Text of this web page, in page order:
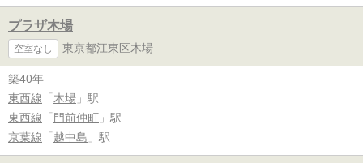
プラザ木場
空室なし 東京都江東区木場
築40年
東西線 「 木場 」駅
東西線 「 門前仲町 」駅
京葉線 「 越中島 」駅